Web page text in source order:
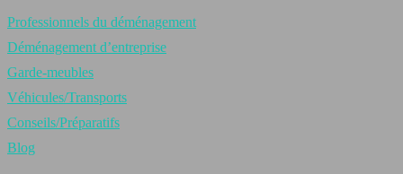
Professionnels du déménagement
Déménagement d’entreprise
Garde-meubles
Véhicules/Transports
Conseils/Préparatifs
Blog